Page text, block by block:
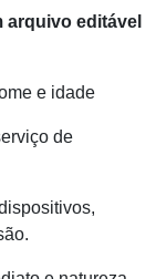
arquivo editável
e idade
de